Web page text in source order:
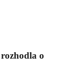
o